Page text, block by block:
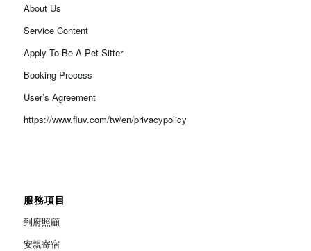
About Us
Service Content
Apply To Be A Pet Sitter
Booking Process
User’s Agreement
https://www.fluv.com/tw/en/privacypolicy
服務項目
到府照顧
安親寄宿